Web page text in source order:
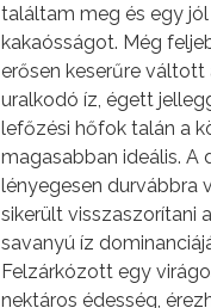
találtam meg és egy
kakaósságot. Még
erősen keserűre váltott
uralkodó íz, égett
lefőzési hőfok talán a
magasabban ideális. A
lényegesen durvábbra
sikerült visszaszorítani
savanyú íz
Felzárkózott egy
nektáros édesség,